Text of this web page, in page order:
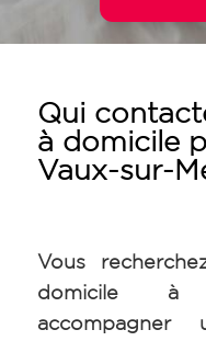
Qui
à domicile
Vaux-sur-
Vous
domicile à